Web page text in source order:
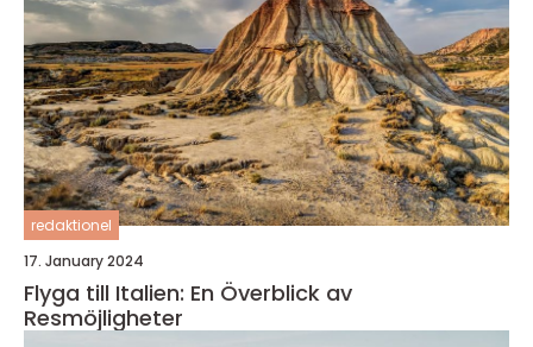
redaktionel
17. January 2024
Flyga till Italien: En Överblick av
Resmöjligheter